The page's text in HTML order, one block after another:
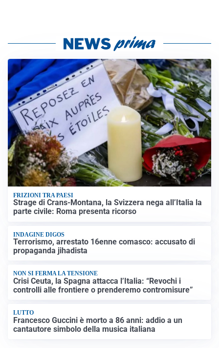
FRIZIONI TRA PAESI
Strage di Crans-Montana, la Svizzera nega all’Italia la
parte civile: Roma presenta ricorso
INDAGINE DIGOS
Terrorismo, arrestato 16enne comasco: accusato di
propaganda jihadista
NON SI FERMA LA TENSIONE
Crisi Ceuta, la Spagna attacca l’Italia: “Revochi i
controlli alle frontiere o prenderemo contromisure”
LUTTO
Francesco Guccini è morto a 86 anni: addio a un
cantautore simbolo della musica italiana